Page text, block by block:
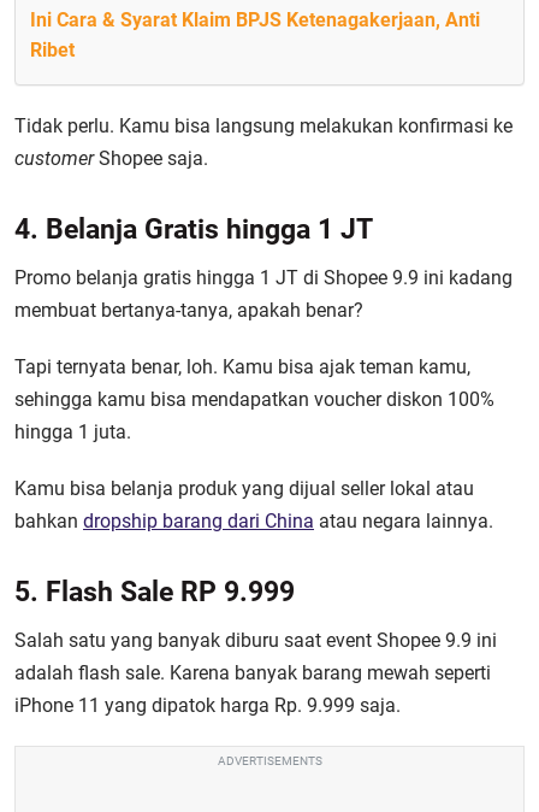
Ini Cara & Syarat Klaim BPJS Ketenagakerjaan, Anti
Ribet
Tidak perlu. Kamu bisa langsung melakukan konfirmasi ke
customerShopee saja.
4. Belanja Gratis hingga 1 JT
Promo belanja gratis hingga 1 JT di Shopee 9.9 ini kadang
membuat bertanya-tanya, apakah benar?
Tapi ternyata benar, loh. Kamu bisa ajak teman kamu,
sehingga kamu bisa mendapatkan voucher diskon 100%
hingga 1 juta.
Kamu bisa belanja produk yang dijual seller lokal atau
bahkan dropship barang dari China atau negara lainnya.
5. Flash Sale RP 9.999
Salah satu yang banyak diburu saat event Shopee 9.9 ini
adalah flash sale. Karena banyak barang mewah seperti
iPhone 11 yang dipatok harga Rp. 9.999 saja.
ADVERTISEMENTS